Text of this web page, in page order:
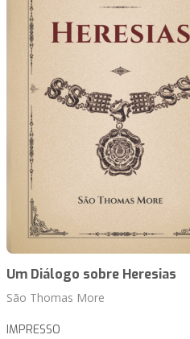
Um Diálogo sobre Heresias
São Thomas More
IMPRESSO